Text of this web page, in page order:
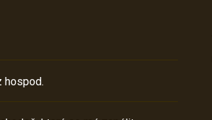
hospod.